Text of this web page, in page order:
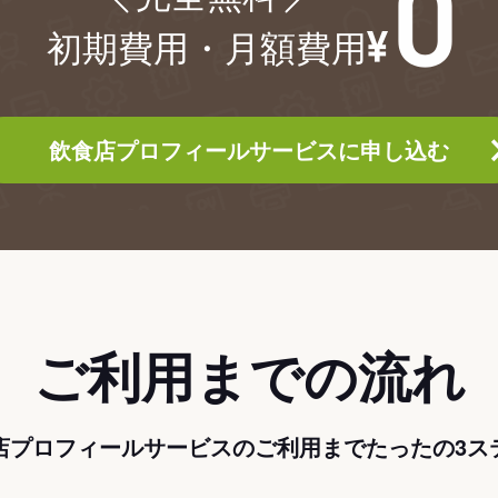
初期費用・月額費用
飲食店プロフィールサービスに申し込む
ご利用までの流れ
プロフィールサービスのご利用までたったの3ス